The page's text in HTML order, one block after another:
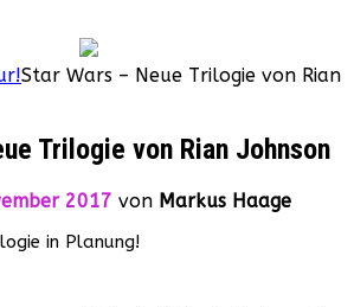
Star Wars – Neue Trilogie von Rian
Trilogie von Rian Johnson
2017 von Markus Haage
in Planung!